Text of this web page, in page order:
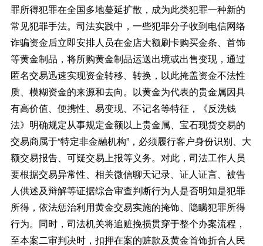
罪所得犯罪在全国多地蔓延扩散，成为此类犯罪一种新的
常见犯罪手法。司法实践中，一些犯罪分子收到电信网络
诈骗资金后立即安排人员在金店大额刷卡购买金条、首饰
等黄金制品，将所购黄金制品运送出境或出售变现，通过
匿名交易迅速实现资金转移、转换，以此掩盖资金不法性
质、模糊资金的来源和去向。以黄金为代表的贵金属因具
有高价值、便携性、易变现、不记名等特征，《反洗钱
法》明确规定从事规定金额以上贵金属、宝石现货交易的
交易商属于“特定非金融机构”，必须履行客户身份识别、大
额交易报告、可疑交易上报等义务。对此，司法工作人员
要根据交易异常性、相关微信聊天记录、证人证言、被告
人供述及辩解等证据综合审查判断行为人是否明知是犯罪
所得，依法惩治利用黄金交易实施的掩饰、隐瞒犯罪所得
行为。同时，司法机关将追赃挽损贯穿于整个办案流程，
至本案二审判决时，扣押在案的赃款及黄金首饰折合人民